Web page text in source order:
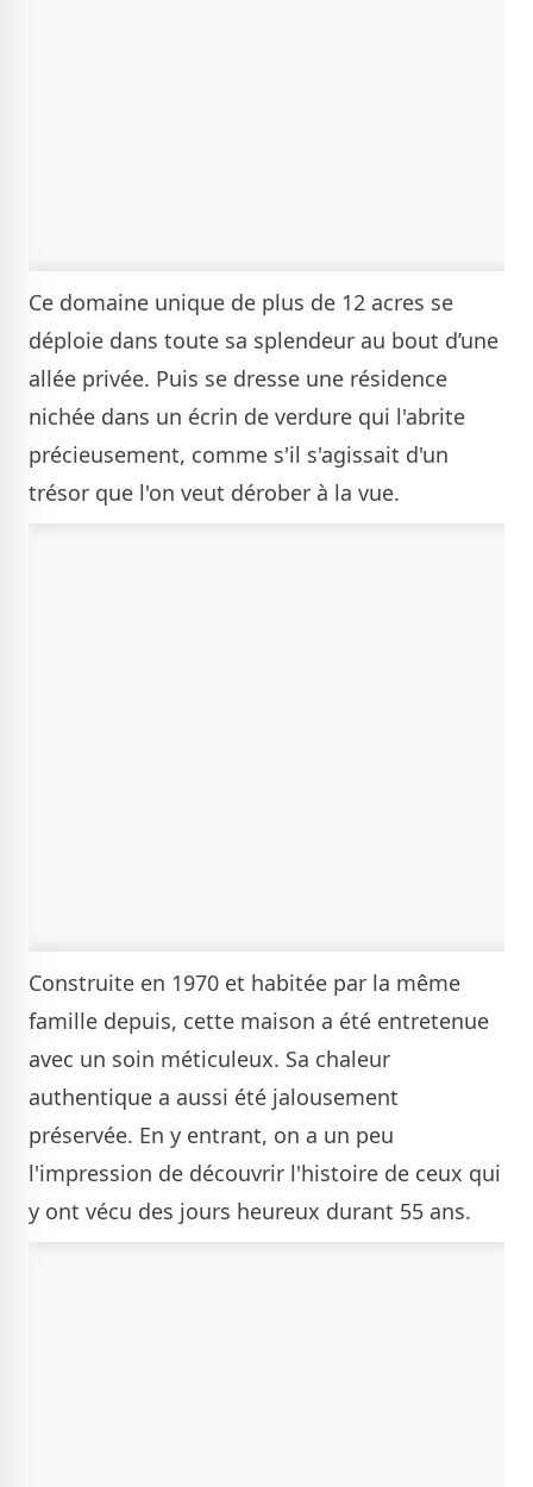
Ce domaine unique de plus de 12 acres se
déploie dans toute sa splendeur au bout d’une
allée privée. Puis se dresse une résidence
nichée dans un écrin de verdure qui l'abrite
précieusement, comme s'il s'agissait d'un
trésor que l'on veut dérober à la vue.
Construite en 1970 et habitée par la même
famille depuis, cette maison a été entretenue
avec un soin méticuleux. Sa chaleur
authentique a aussi été jalousement
préservée. En y entrant, on a un peu
l'impression de découvrir l'histoire de ceux qui
y ont vécu des jours heureux durant 55 ans.